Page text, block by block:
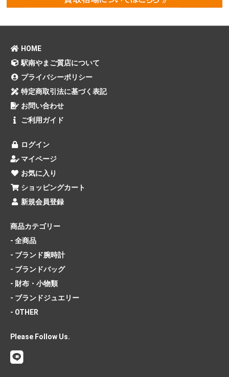
HOME
駅南やまご質店について
プライバシーポリシー
特定商取引法に基づく表記
お問い合わせ
ご利用ガイド
ログイン
マイページ
お気に入り
ショッピングカート
新規会員登録
商品カテゴリー
- 全商品
- ブランド腕時計
- ブランドバッグ
- 財布・小物類
- ブランドジュエリー
- OTHER
Please Follow Us.